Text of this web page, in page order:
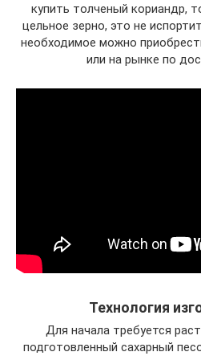
купить толченый кориандр,
цельное зерно, это не
необходимое можно
или на рынке по
Технология
Для начала требуется
подготовленный сахарный